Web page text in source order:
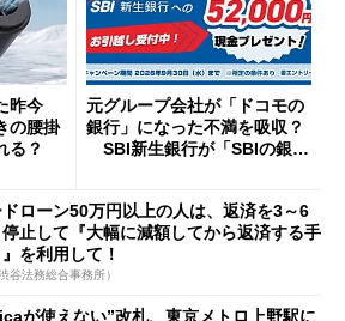
昨今
の腰掛
る？
元グループ会社が「ドコモの
銀行」になった不満を吸収？
SBI新生銀行が「SBIの銀
開催
ドローン50万円以上の人は、返済を3～6
停止して『大幅に減額してから返済する手
を利用して！
谷法務総合事務所）
が使えない”改札、東京メトロ上野駅に